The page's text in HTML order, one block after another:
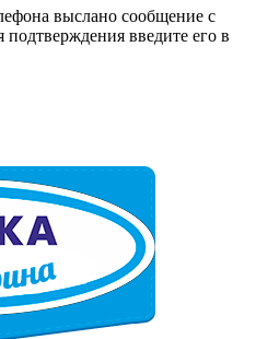
выслано сообщение с
введите его в